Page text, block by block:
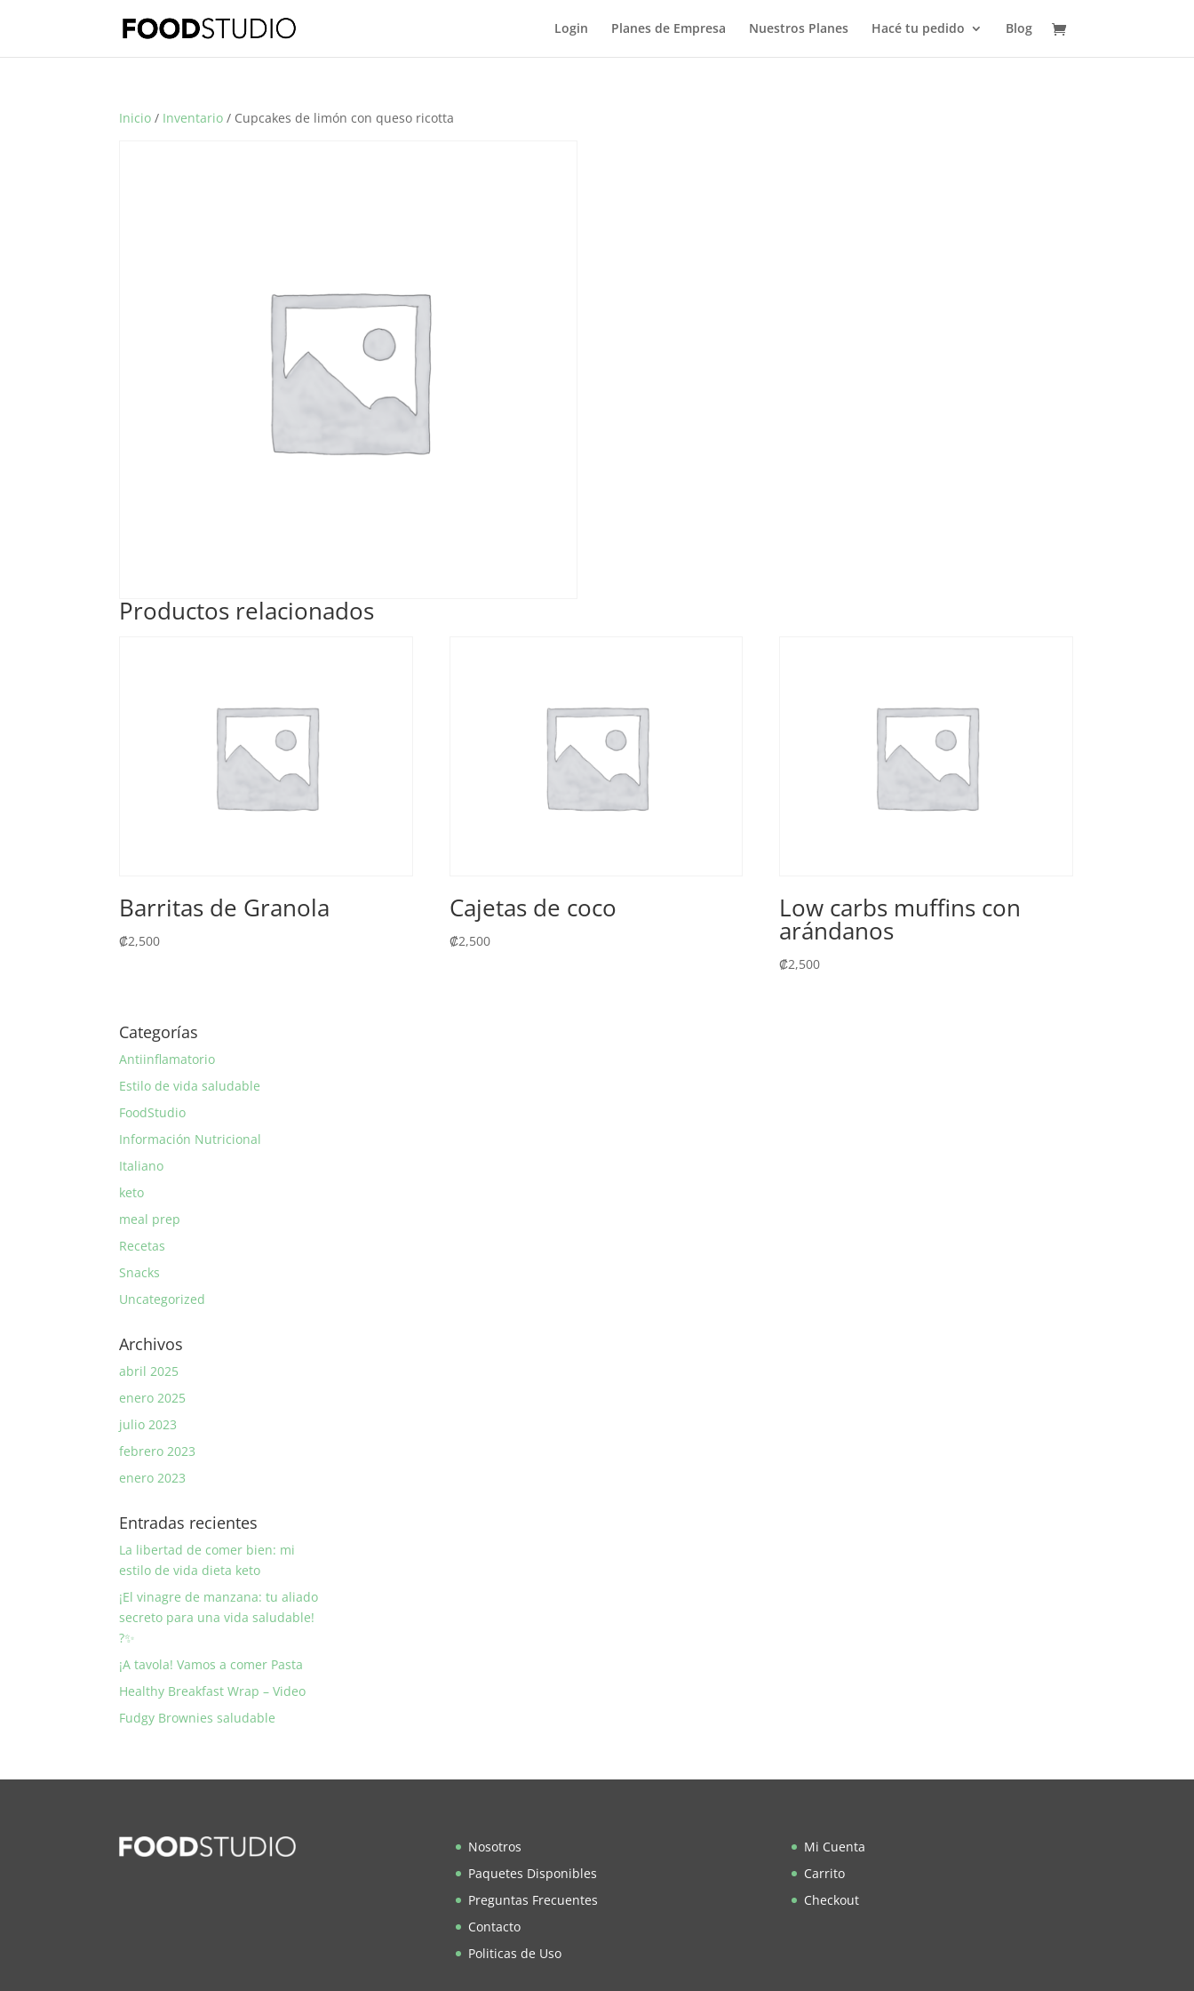
Login Planes de Empresa Nuestros Planes Hacé tu pedido Blog
Inicio / Inventario / Cupcakes de limón con queso ricotta
Productos relacionados
Barritas de Granola
₡2,500
Cajetas de coco
₡2,500
Low carbs muffins con
arándanos
₡2,500
Categorías
Antiinflamatorio
Estilo de vida saludable
FoodStudio
Información Nutricional
Italiano
keto
meal prep
Recetas
Snacks
Uncategorized
Archivos
abril 2025
enero 2025
julio 2023
febrero 2023
enero 2023
Entradas recientes
La libertad de comer bien: mi
estilo de vida dieta keto
¡El vinagre de manzana: tu aliado
secreto para una vida saludable!
?✨
¡A tavola! Vamos a comer Pasta
Healthy Breakfast Wrap – Video
Fudgy Brownies saludable
Nosotros
Paquetes Disponibles
Preguntas Frecuentes
Contacto
Politicas de Uso
Mi Cuenta
Carrito
Checkout